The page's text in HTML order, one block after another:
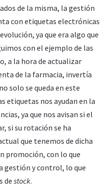
de la misma, la gestión
con etiquetas electrónicas
ya que era algo que
con el ejemplo de las
a la hora de actualizar
de la farmacia, invertía
solo se queda en este
etiquetas nos ayudan en la
ya que nos avisan si el
si su rotación se ha
que tenemos de dicha
promoción, con lo que
gestión y control, lo que
de stock.